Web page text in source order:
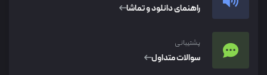
راهنمای دانلود و تماشا
پشتیبانی
سوالات متداول